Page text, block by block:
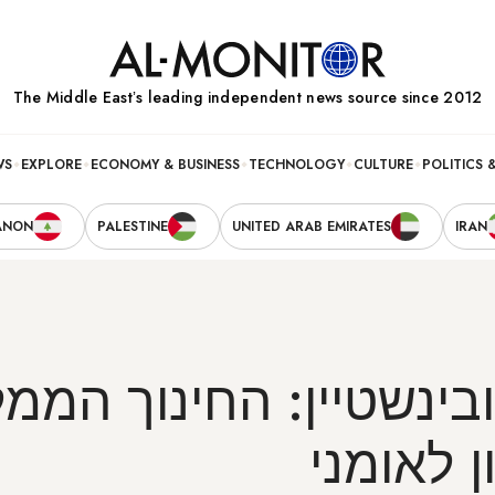
The Middle Eastʼs leading independent news source since 2012
POLITICS
CULTURE
TECHNOLOGY
ECONOMY & BUSINESS
EXPLORE
IRAN
UNITED ARAB EMIRATES
PALESTINE
החינוך
לאומני